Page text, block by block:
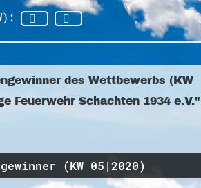
des Wettbewerbs (KW
Feuerwehr Schachten 1934 e.V."
(KW 05|2020)